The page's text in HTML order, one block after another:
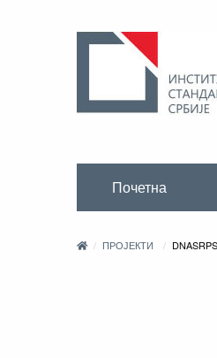
Почетна
ПРОЈЕКТИ